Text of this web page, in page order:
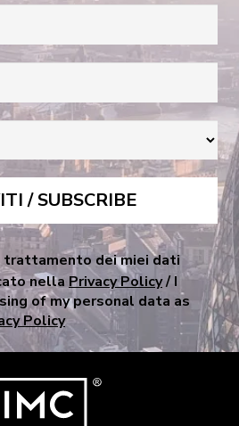
trattamento dei miei dati
nellaPrivacy Policy/ I
of my personal data as
Policy